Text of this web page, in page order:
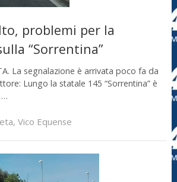
problemi per la
“Sorrentina”
La segnalazione è arrivata poco fa da
Lungo la statale 145 “Sorrentina” è
…
, Vico Equense